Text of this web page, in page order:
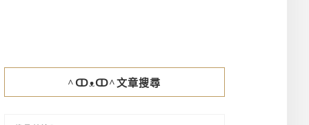
^ↀᴥↀ^文章搜尋